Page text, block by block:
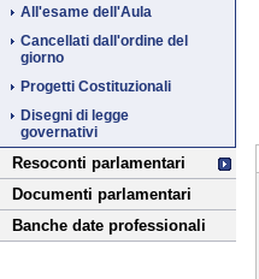
All'esame dell'Aula
Cancellati dall'ordine del
giorno
Progetti Costituzionali
Disegni di legge
governativi
Resoconti parlamentari
Documenti parlamentari
Banche date professionali